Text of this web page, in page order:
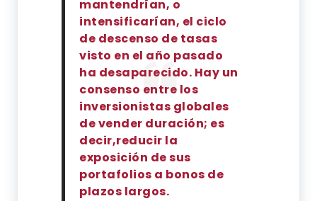
mantendrían, o
intensificarían, el ciclo
de descenso de tasas
visto en el año pasado
ha desaparecido. Hay un
consenso entre los
inversionistas globales
de vender duración; es
decir,reducir la
exposición de sus
portafolios a bonos de
plazos largos.